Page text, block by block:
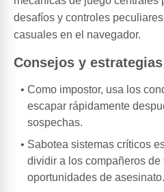
desafíos y controles
casuales en el navegador.
Consejos y estrategias
Como impostor, usa los
escapar rápidamente
sospechas.
Sabotea sistemas críticos
dividir a los compañeros
oportunidades de asesinato.